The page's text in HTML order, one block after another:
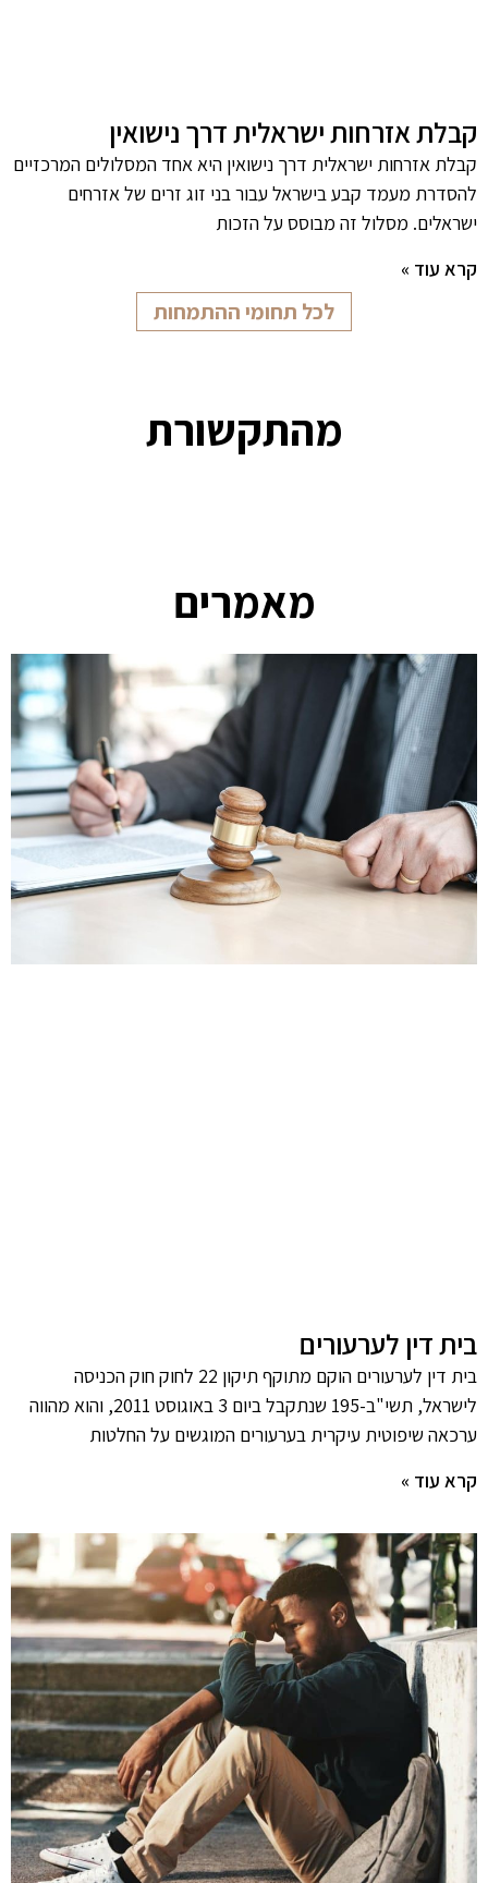
קבלת אזרחות ישראלית דרך נישואין
קבלת אזרחות ישראלית דרך נישואין היא אחד המסלולים המרכזיים
להסדרת מעמד קבע בישראל עבור בני זוג זרים של אזרחים
ישראלים. מסלול זה מבוסס על הזכות
קרא עוד »
לכל תחומי ההתמחות
מהתקשורת
מאמרים
בית דין לערעורים
בית דין לערעורים הוקם מתוקף תיקון 22 לחוק חוק הכניסה
לישראל, תשי"ב-195 שנתקבל ביום 3 באוגוסט 2011, והוא מהווה
ערכאה שיפוטית עיקרית בערעורים המוגשים על החלטות
קרא עוד »